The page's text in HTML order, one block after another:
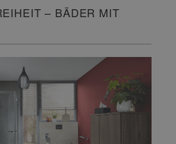
– BÄDER MIT